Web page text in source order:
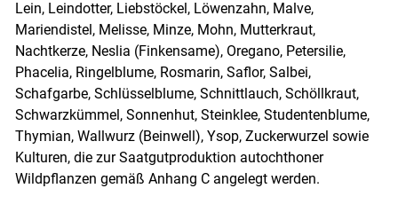
Skip to main content
Lein, Leindotter, Liebstöckel, Löwenzahn, Malve,
Mariendistel, Melisse, Minze, Mohn, Mutterkraut,
Nachtkerze, Neslia (Finkensame), Oregano, Petersilie,
Phacelia, Ringelblume, Rosmarin, Saflor, Salbei,
Schafgarbe, Schlüsselblume, Schnittlauch, Schöllkraut,
Schwarzkümmel, Sonnenhut, Steinklee, Studentenblume,
Thymian, Wallwurz (Beinwell), Ysop, Zuckerwurzel sowie
Kulturen, die zur Saatgutproduktion autochthoner
Wildpflanzen gemäß Anhang C angelegt werden.